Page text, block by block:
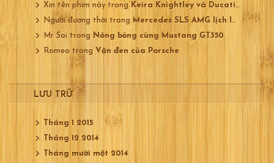
Xin tên phim này trong Keira Knightley và Ducati 750
Người đương thời trong Mercedes SLS AMG lịch lãm
Mr Soi trong Nóng bỏng cùng Mustang GT350
Romeo trong Vận đen của Porsche
LƯU TRỮ
Tháng 1 2015
Tháng 12 2014
Tháng mười một 2014